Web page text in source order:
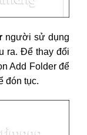
người sử dụng
ra. Để thay đổi
Add Folder để
đón tục.